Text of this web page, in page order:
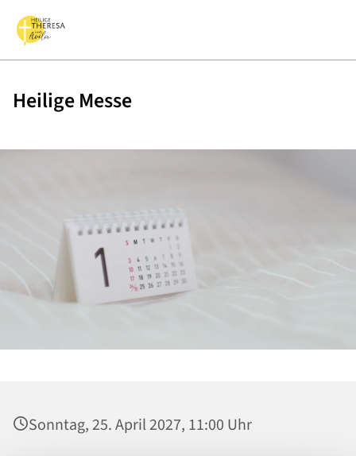
Heilige Messe
Sonntag, 25. April 2027, 11:00 Uhr